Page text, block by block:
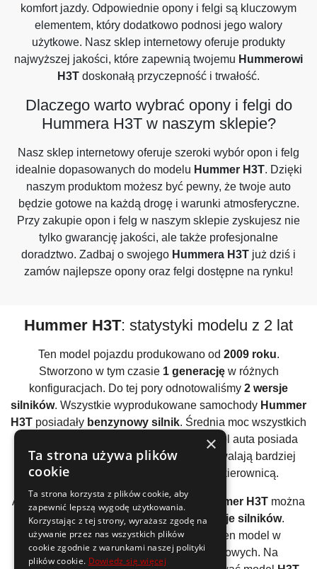
komfort jazdy. Odpowiednie opony i felgi są kluczowym
elementem, który dodatkowo podnosi jego walory
użytkowe. Nasz sklep internetowy oferuje produkty
najwyższej jakości, które zapewnią twojemu Hummerowi
H3T doskonałą przyczepność i trwałość.
Dlaczego warto wybrać opony i felgi do
Hummera H3T w naszym sklepie?
Nasz sklep internetowy oferuje szeroki wybór opon i felg
idealnie dopasowanych do modelu Hummer H3T. Dzięki
naszym produktom możesz być pewny, że twoje auto
będzie gotowe na każdą drogę i warunki atmosferyczne.
Przy zakupie opon i felg w naszym sklepie zyskujesz nie
tylko gwarancję jakości, ale także profesjonalne
doradztwo. Zadbaj o swojego Hummera H3T już dziś i
zamów najlepsze opony oraz felgi dostępne na rynku!
Hummer H3T: statystyki modelu z 2 lat
Ten model pojazdu produkowano od 2009 roku.
Stworzono w tym czasie 1 generacjęw różnych
konfiguracjach. Do tej pory odnotowaliśmy 2 wersje
silników. Wszystkie wyprodukowane samochody Hummer
H3T posiadały benzynowy silnik. Średnia moc wszystkich
. Ten model auta posiada
silniki, które dają już frajdę z jazdy i pozwalają bardziej
przetestować swoje umiejętności za kierownicą.
Analizując wszystkie generacje auta Hummer H3T można
wyliczyć, że średnio stworzono2 wersje silników.
Producent zdecydował się oferować ten model w
ograniczonej gamie jednostek napędowych. Na
×
Ta strona używa plików
cookie
Ta strona korzysta z plików cookie, aby
zapewnić lepszą wygodę użytkowania.
Korzystając z tej strony, wyrażasz zgodę na
używanie przez nas wszystkich plików
cookie zgodnie z warunkami naszej polityki
plików cookie. Dowiedz się więcej